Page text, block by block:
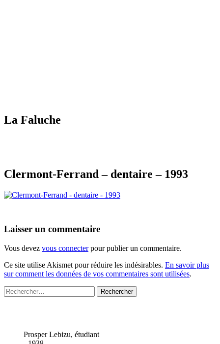
La Faluche
Clermont-Ferrand – dentaire – 1993
Laisser un commentaire
Vous devez vous connecterpour publier un commentaire.
Ce site utilise Akismet pour réduire les indésirables. En savoir plus
sur comment les données de vos commentaires sont utilisées.
Rechercher :
Prosper Lebizu, étudiant